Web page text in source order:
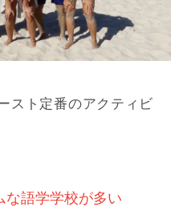
スト定番のアクティビ
な語学学校が多い